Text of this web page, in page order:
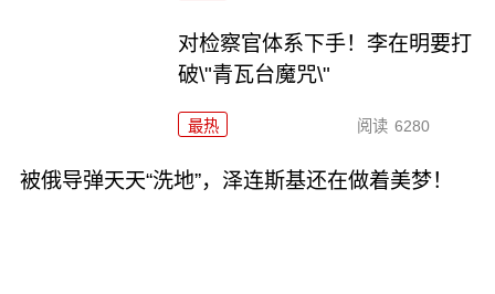
对检察官体系下手！李在明要打
破\"青瓦台魔咒\"
最热 阅读 6280
被俄导弹天天“洗地”，泽连斯基还在做着美梦！